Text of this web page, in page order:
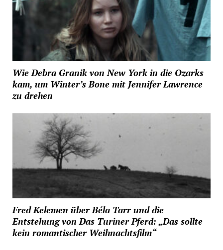
Wie Debra Granik von New York in die Ozarks
kam, um Winter’s Bone mit Jennifer Lawrence
zu drehen
Fred Kelemen über Béla Tarr und die
Entstehung von Das Turiner Pferd: „Das sollte
kein romantischer Weihnachtsfilm“